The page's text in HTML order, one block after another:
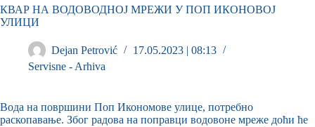
КВАР НА ВОДОВОДНОЈ МРЕЖИ У ПОП ИКОНОВОЈ
УЛИЦИ
Dejan Petrović
17.05.2023 | 08:13
Servisne - Arhiva
Вода на површини Поп Икономове улице, потребно
раскопавање. Због радова на поправци водовоне мреже доћи ће